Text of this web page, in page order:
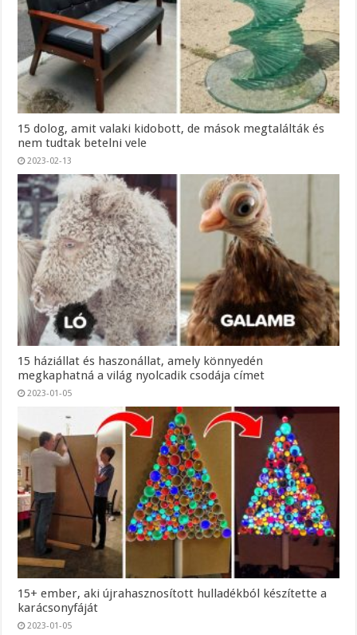
15 dolog, amit valaki kidobott, de mások megtalálták és
nem tudtak betelni vele
2023-02-13
15 háziállat és haszonállat, amely könnyedén
megkaphatná a világ nyolcadik csodája címet
2023-01-05
15+ ember, aki újrahasznosított hulladékból készítette a
karácsonyfáját
2023-01-05